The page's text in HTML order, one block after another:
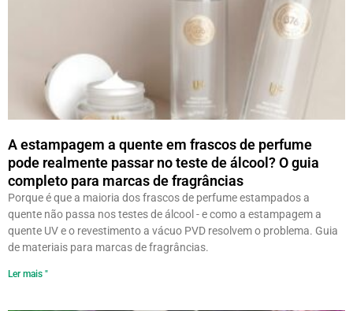
A estampagem a quente em frascos de perfume
pode realmente passar no teste de álcool? O guia
completo para marcas de fragrâncias
Porque é que a maioria dos frascos de perfume estampados a
quente não passa nos testes de álcool - e como a estampagem a
quente UV e o revestimento a vácuo PVD resolvem o problema. Guia
de materiais para marcas de fragrâncias.
Ler mais "